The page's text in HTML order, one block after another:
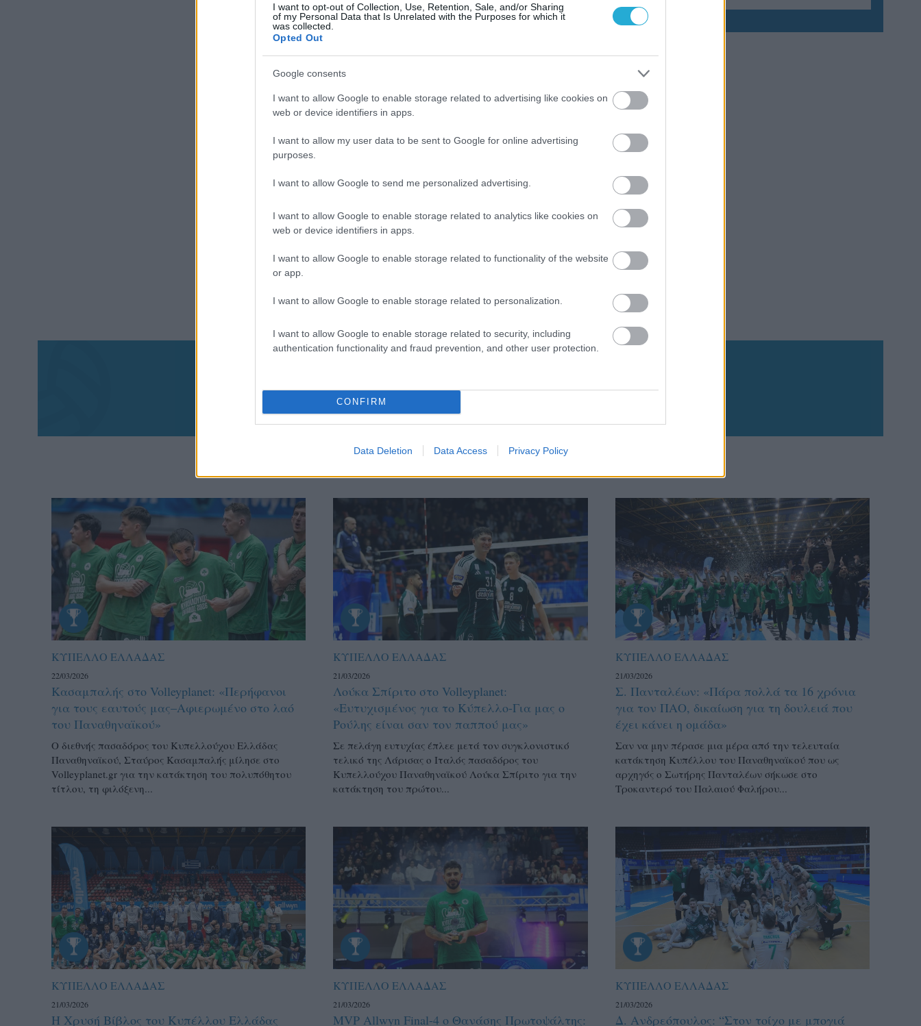
I want to opt-out of Collection, Use, Retention, Sale, and/or Sharing
of my Personal Data that Is Unrelated with the Purposes for which it
was collected.
Opted Out
Google consents
I want to allow Google to enable storage related to advertising like cookies on
web or device identifiers in apps.
I want to allow my user data to be sent to Google for online advertising
purposes.
I want to allow Google to send me personalized advertising.
I want to allow Google to enable storage related to analytics like cookies on
web or device identifiers in apps.
I want to allow Google to enable storage related to functionality of the website
or app.
I want to allow Google to enable storage related to personalization.
I want to allow Google to enable storage related to security, including
authentication functionality and fraud prevention, and other user protection.
CONFIRM
Data Deletion Data Access Privacy Policy
παντού…
ΚΥΠΕΛΛΟ ΕΛΛΑΔΑΣ
22/03/2026
Κασαμπαλής στο Volleyplanet: «Περήφανοι
για τους εαυτούς μας–Aφιερωμένο στο λαό
του Παναθηναϊκού»
Ο διεθνής πασαδόρος του Κυπελλούχου Ελλάδας
Παναθηναϊκού, Σταύρος Κασαμπαλής μίλησε στο
Volleyplanet.gr για την κατάκτηση του πολυπόθητου
τίτλου, τη φιλόξενη...
ΚΥΠΕΛΛΟ ΕΛΛΑΔΑΣ
21/03/2026
Λούκα Σπίριτο στο Volleyplanet:
«Ευτυχισμένος για το Κύπελλο-Για μας ο
Ρούλης είναι σαν τον παππού μας»
Σε πελάγη ευτυχίας έπλεε μετά τον συγκλονιστικό
τελικό της Λάρισας ο Ιταλός πασαδόρος του
Κυπελλούχου Παναθηναϊκού Λούκα Σπίριτο για την
κατάκτηση του πρώτου...
ΚΥΠΕΛΛΟ ΕΛΛΑΔΑΣ
21/03/2026
Σ. Πανταλέων: «Πάρα πολλά τα 16 χρόνια
για τον ΠΑΟ, δικαίωση για τη δουλειά που
έχει κάνει η ομάδα»
Σαν να μην πέρασε μια μέρα από την τελευταία
κατάκτηση Κυπέλλου του Παναθηναϊκού που ως
αρχηγός ο Σωτήρης Πανταλέων σήκωσε στο
Τροκαντερό του Παλαιού Φαλήρου...
ΚΥΠΕΛΛΟ ΕΛΛΑΔΑΣ
21/03/2026
Η Χρυσή Βίβλος του Κυπέλλου Ελλάδας
ΚΥΠΕΛΛΟ ΕΛΛΑΔΑΣ
21/03/2026
MVP Allwyn Final-4 ο Θανάσης Πρωτοψάλτης:
ΚΥΠΕΛΛΟ ΕΛΛΑΔΑΣ
21/03/2026
Δ. Ανδρεόπουλος: “Στον τοίχο με μπογιά